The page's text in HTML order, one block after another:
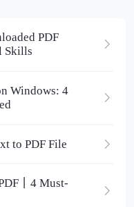
PDF
Skills
Windows: 4
to PDF File
丨4 Must-